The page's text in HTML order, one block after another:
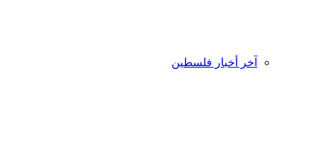
آخر أخبار فلسطين